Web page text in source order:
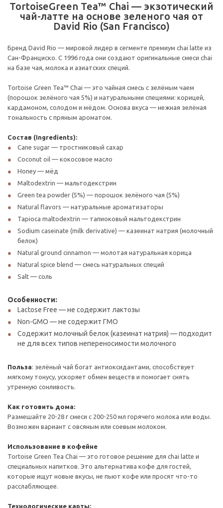
TortoiseGreen Tea™ Chai — экзотический
чай-латте на основе зеленого чая от
David Rio (San Francisco)
Бренд David Rio — мировой лидер в сегменте премиум chai latte из
Сан-Франциско. С 1996 года они создают оригинальные смеси chai
на базе чая, молока и азиатских специй.
Tortoise Green Tea™ Chai — это чайная смесь с зелёным чаем
(порошок зелёного чая 5%) и натуральными специями: корицей,
кардамоном, солодом и мёдом. Основа вкуса — нежная зелёная
тональность с пряным ароматом.
Состав (Ingredients):
Cane sugar — тростниковый сахар
Coconut oil — кокосовое масло
Honey — мёд
Maltodextrin — мальтодекстрин
Green tea powder (5%) — порошок зелёного чая (5%)
Natural flavors — натуральные ароматизаторы
Tapioca maltodextrin — тапиоковый мальтодекстрин
Sodium caseinate (milk derivative) — казеинат натрия (молочный
белок)
Natural ground cinnamon — молотая натуральная корица
Natural spice blend — смесь натуральных специй
Salt — соль
Особенности:
Lactose Free — не содержит лактозы
Non-GMO — не содержит ГМО
Содержит молочный белок (казеинат натрия) — подходит
не для всех типов непереносимости молочного
Польза: зелёный чай богат антиоксидантами, способствует
мягкому тонусу, ускоряет обмен веществ и помогает снять
утренную сонливость.
Как готовить дома:
Размешайте 20-28 г смеси с 200-250 мл горячего молока или воды.
Возможен вариант с овсяным или соевым молоком.
Использование в кофейне
Tortoise Green Tea Chai — это готовое решение для chai latte и
специальных напитков. Это альтернатива кофе для гостей,
которые ищут новые вкусы, не пьют кофе или просят что-то
расслабляющее.
Технологические карты: